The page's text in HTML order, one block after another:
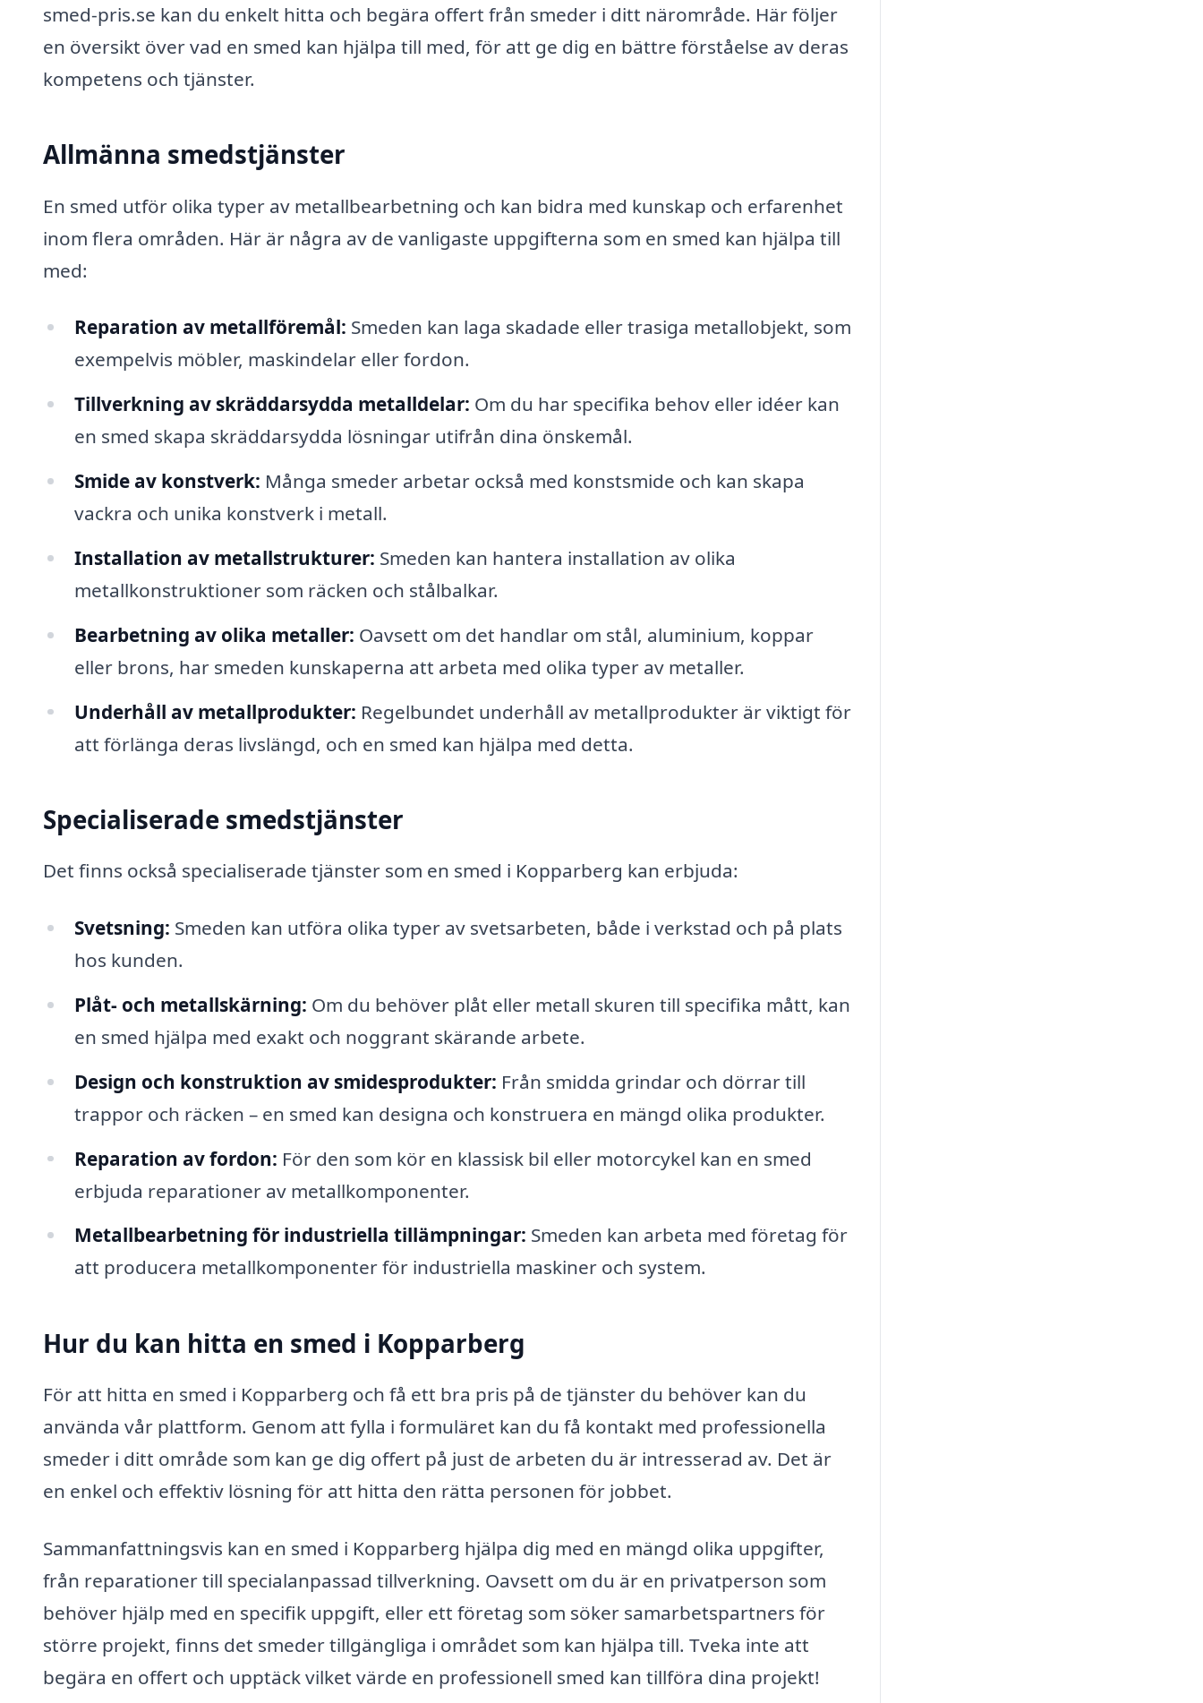
smed-pris.se kan du enkelt hitta och begära offert från smeder i ditt närområde. Här följer
en översikt över vad en smed kan hjälpa till med, för att ge dig en bättre förståelse av deras
kompetens och tjänster.
Allmänna smedstjänster
En smed utför olika typer av metallbearbetning och kan bidra med kunskap och erfarenhet
inom flera områden. Här är några av de vanligaste uppgifterna som en smed kan hjälpa till
med:
Reparation av metallföremål: Smeden kan laga skadade eller trasiga metallobjekt, som
exempelvis möbler, maskindelar eller fordon.
Tillverkning av skräddarsydda metalldelar: Om du har specifika behov eller idéer kan
en smed skapa skräddarsydda lösningar utifrån dina önskemål.
Smide av konstverk: Många smeder arbetar också med konstsmide och kan skapa
vackra och unika konstverk i metall.
Installation av metallstrukturer: Smeden kan hantera installation av olika
metallkonstruktioner som räcken och stålbalkar.
Bearbetning av olika metaller: Oavsett om det handlar om stål, aluminium, koppar
eller brons, har smeden kunskaperna att arbeta med olika typer av metaller.
Underhåll av metallprodukter: Regelbundet underhåll av metallprodukter är viktigt för
att förlänga deras livslängd, och en smed kan hjälpa med detta.
Specialiserade smedstjänster
Det finns också specialiserade tjänster som en smed i Kopparberg kan erbjuda:
Svetsning: Smeden kan utföra olika typer av svetsarbeten, både i verkstad och på plats
hos kunden.
Plåt- och metallskärning: Om du behöver plåt eller metall skuren till specifika mått, kan
en smed hjälpa med exakt och noggrant skärande arbete.
Design och konstruktion av smidesprodukter: Från smidda grindar och dörrar till
trappor och räcken – en smed kan designa och konstruera en mängd olika produkter.
Reparation av fordon: För den som kör en klassisk bil eller motorcykel kan en smed
erbjuda reparationer av metallkomponenter.
Metallbearbetning för industriella tillämpningar: Smeden kan arbeta med företag för
att producera metallkomponenter för industriella maskiner och system.
Hur du kan hitta en smed i Kopparberg
För att hitta en smed i Kopparberg och få ett bra pris på de tjänster du behöver kan du
använda vår plattform. Genom att fylla i formuläret kan du få kontakt med professionella
smeder i ditt område som kan ge dig offert på just de arbeten du är intresserad av. Det är
en enkel och effektiv lösning för att hitta den rätta personen för jobbet.
Sammanfattningsvis kan en smed i Kopparberg hjälpa dig med en mängd olika uppgifter,
från reparationer till specialanpassad tillverkning. Oavsett om du är en privatperson som
behöver hjälp med en specifik uppgift, eller ett företag som söker samarbetspartners för
större projekt, finns det smeder tillgängliga i området som kan hjälpa till. Tveka inte att
begära en offert och upptäck vilket värde en professionell smed kan tillföra dina projekt!